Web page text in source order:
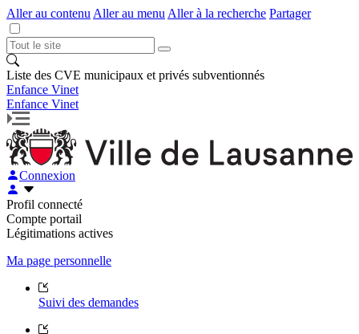
Aller au contenu Aller au menu Aller à la recherche Partager
Liste des CVE municipaux et privés subventionnés
Enfance Vinet
Enfance Vinet
Connexion
Profil connecté
Compte portail
Légitimations actives
Ma page personnelle
Suivi des demandes